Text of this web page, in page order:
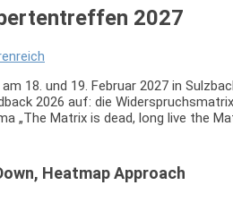
2027
18. und 19. Februar 2027 in
2026 auf: die
„The Matrix is dead, long live the
Heatmap Approach